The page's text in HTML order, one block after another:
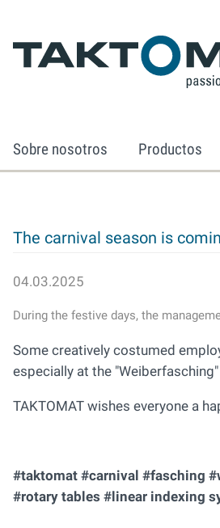
Sobre nosotros Productos
The carnival season is
04.03.2025
During the festive days, the
Some creatively costumed
especially at the
TAKTOMAT wishes everyone a
#taktomat #carnival #fasching
#rotary tables #linear indexing